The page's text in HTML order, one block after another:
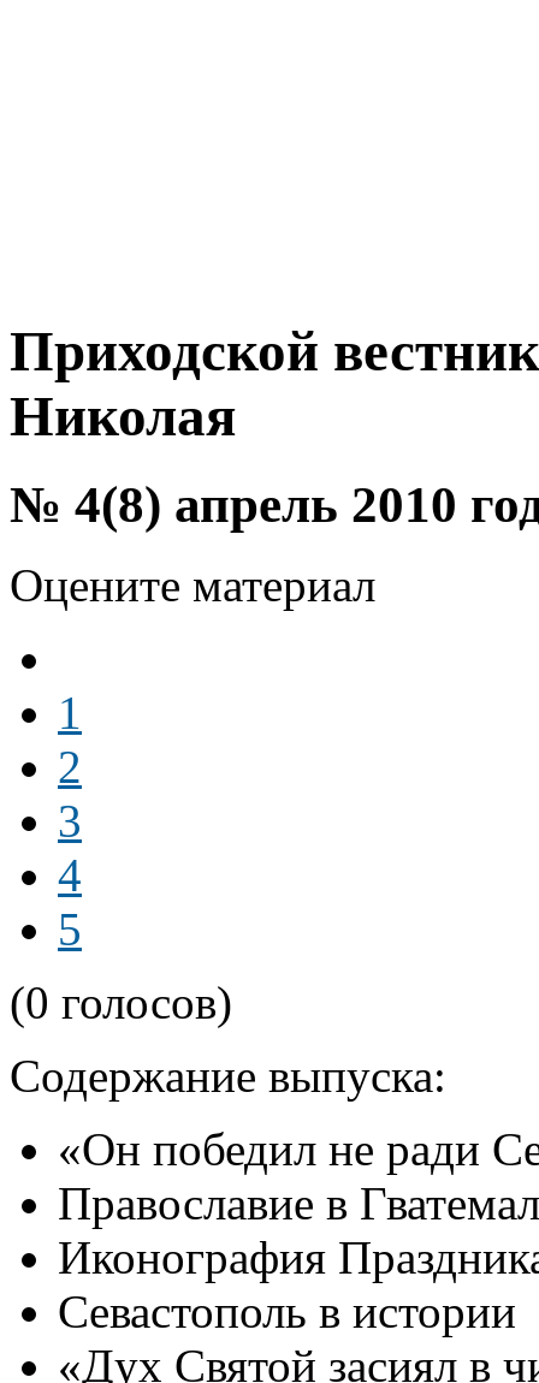
Приходской
Николая
№ 4(8) апрель 2010
Оцените материал
1
2
3
4
5
(0 голосов)
Содержание выпуска:
«Он победил не ради
Православие в
Иконография
Севастополь в истории
«Дух Святой засиял в